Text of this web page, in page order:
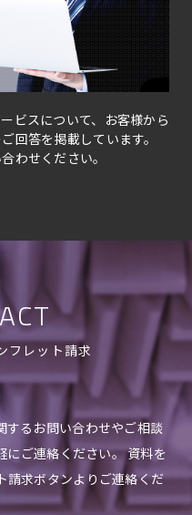
ビスについて、お客様から
回答を掲載しています。
わせください。
フレット請求
するお問い合わせやご相談
にご連絡ください。 資料を
請求ボタンよりご連絡くだ